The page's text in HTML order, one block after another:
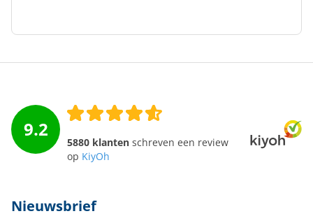
9.2
5880 klanten schreven een review
op KiyOh
Nieuwsbrief